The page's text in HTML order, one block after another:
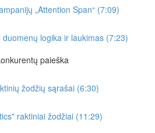
„Attention Span“ (7:09)
duomenų logika ir laukimas (7:23)
paieška
žodžių sąrašai (6:30)
raktiniai žodžiai (11:29)